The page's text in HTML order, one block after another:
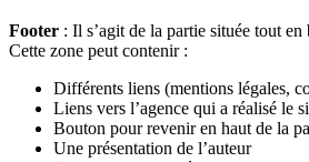
Footer : Il s’agit de la partie située tout en
Cette zone peut contenir :
Différents liens (mentions légales,
Liens vers l’agence qui a réalisé le
Bouton pour revenir en haut de la
Une présentation de l’auteur